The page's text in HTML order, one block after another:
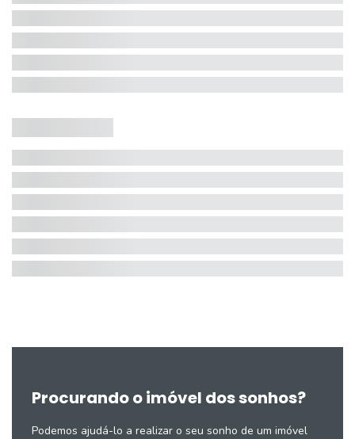
Procurando o imóvel dos sonhos?
Podemos ajudá-lo a realizar o seu sonho de um imóvel